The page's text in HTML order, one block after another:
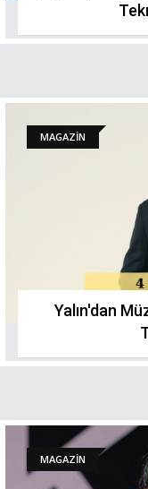
MAGAZİN
Yalın'dan
MAGAZİN